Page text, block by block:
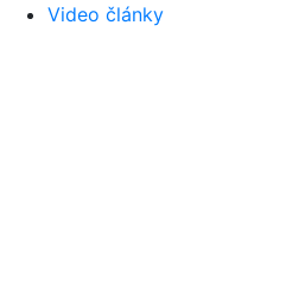
Video články